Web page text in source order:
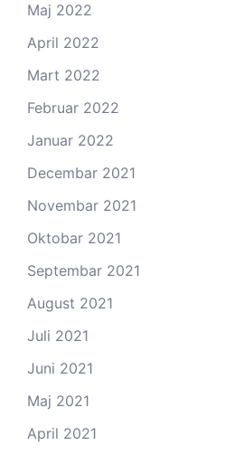
Maj 2022
April 2022
Mart 2022
Februar 2022
Januar 2022
Decembar 2021
Novembar 2021
Oktobar 2021
Septembar 2021
August 2021
Juli 2021
Juni 2021
Maj 2021
April 2021